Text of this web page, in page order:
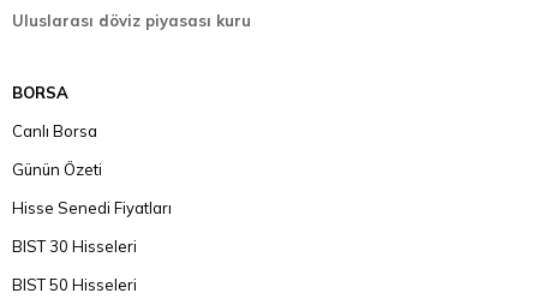
Uluslarası döviz piyasası kuru
BORSA
Canlı Borsa
Günün Özeti
Hisse Senedi Fiyatları
BIST 30 Hisseleri
BIST 50 Hisseleri